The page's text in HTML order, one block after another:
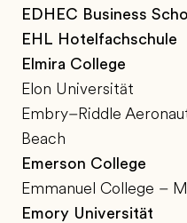
EDHEC Business
EHL Hotelfachschule
Elmira College
Elon Universität
Embry–Riddle
Beach
Emerson College
Emmanuel College –
Emory Universität